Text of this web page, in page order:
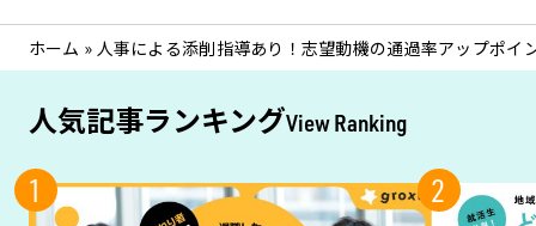
ホーム » 人事による添削指導あり！志望動機の通過率アップポイ
人気記事ランキングView Ranking
1 2